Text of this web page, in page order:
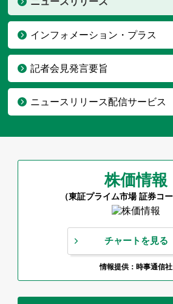
インフォメーション・プラス
記者会見発言要旨
ニュースリリース配信サービス
株価情報
（東証プライム市場 証券コ
チャートを見る
情報提供：時事通信社